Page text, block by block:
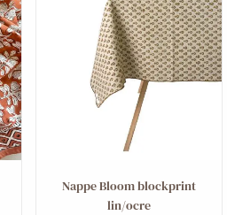
Nappe Bloom blockprint
lin/ocre